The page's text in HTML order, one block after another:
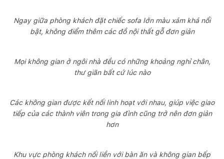
Ngay giữa phòng khách đặt chiếc sofa lớn màu xám khá nổi
bật, không điểm thêm các đồ nội thất gỗ đơn giản
Mọi không gian ở ngôi nhà đều có những khoảng nghỉ chân,
thư giãn bất cứ lúc nào
Các không gian được kết nối linh hoạt với nhau, giúp việc giao
tiếp của các thành viên trong gia đình cũng trở nên đơn giản
hơn
Khu vực phòng khách nối liền với bàn ăn và không gian bếp